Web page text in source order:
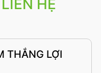
HỆ
THẮNG LỢI